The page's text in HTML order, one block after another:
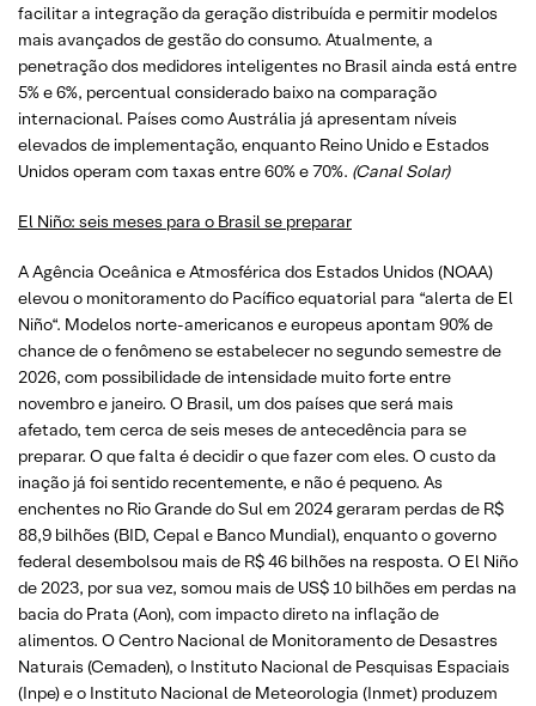
facilitar a integração da geração distribuída e permitir modelos
mais avançados de gestão do consumo. Atualmente, a
penetração dos medidores inteligentes no Brasil ainda está entre
5% e 6%, percentual considerado baixo na comparação
internacional. Países como Austrália já apresentam níveis
elevados de implementação, enquanto Reino Unido e Estados
Unidos operam com taxas entre 60% e 70%. (Canal Solar)
El Niño: seis meses para o Brasil se preparar
A Agência Oceânica e Atmosférica dos Estados Unidos (NOAA)
elevou o monitoramento do Pacífico equatorial para “alerta de El
Niño“. Modelos norte-americanos e europeus apontam 90% de
chance de o fenômeno se estabelecer no segundo semestre de
2026, com possibilidade de intensidade muito forte entre
novembro e janeiro. O Brasil, um dos países que será mais
afetado, tem cerca de seis meses de antecedência para se
preparar. O que falta é decidir o que fazer com eles. O custo da
inação já foi sentido recentemente, e não é pequeno. As
enchentes no Rio Grande do Sul em 2024 geraram perdas de R$
88,9 bilhões (BID, Cepal e Banco Mundial), enquanto o governo
federal desembolsou mais de R$ 46 bilhões na resposta. O El Niño
de 2023, por sua vez, somou mais de US$ 10 bilhões em perdas na
bacia do Prata (Aon), com impacto direto na inflação de
alimentos. O Centro Nacional de Monitoramento de Desastres
Naturais (Cemaden), o Instituto Nacional de Pesquisas Espaciais
(Inpe) e o Instituto Nacional de Meteorologia (Inmet) produzem